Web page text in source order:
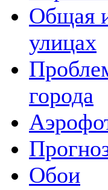
Общая
улицах
города
Обои